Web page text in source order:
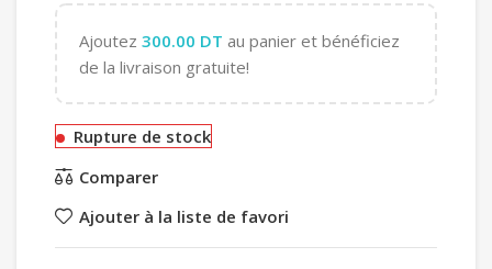
Ajoutez 300.00 DT au panier et bénéficiez
de la livraison gratuite!
Rupture de stock
Comparer
Ajouter à la liste de favori